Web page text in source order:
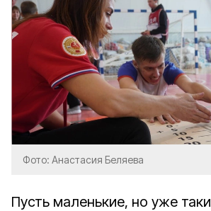
Фото: Анастасия Беляева
Пусть маленькие, но уже